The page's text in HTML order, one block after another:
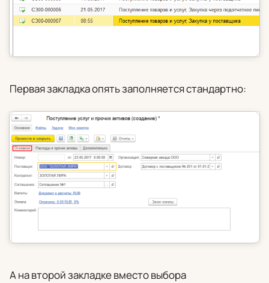
Первая закладка опять заполняется стандартно:
А на второй закладке вместо выбора